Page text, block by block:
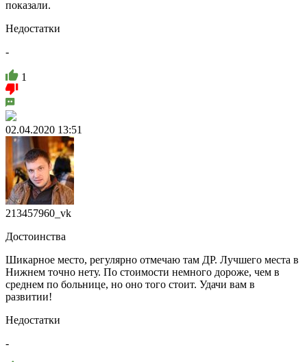
показали.
Недостатки
-
1
02.04.2020 13:51
213457960_vk
Достоинства
Шикарное место, регулярно отмечаю там ДР. Лучшего места в
Нижнем точно нету. По стоимости немного дороже, чем в
среднем по больнице, но оно того стоит. Удачи вам в
развитии!
Недостатки
-